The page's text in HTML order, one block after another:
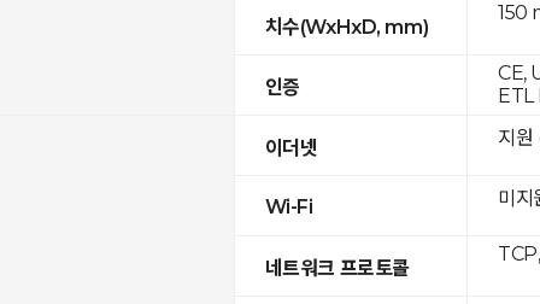
치수(WxHxD, mm)
인증
이더넷
Wi-Fi
네트워크 프로토콜
150
CE,
지
미지